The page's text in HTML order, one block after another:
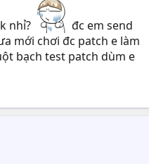
nhỉ?
đc em send
mới chơi đc patch e làm
bạch test patch dùm e